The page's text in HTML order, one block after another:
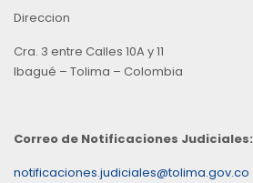
Direccion
Cra. 3 entre Calles 10A y 11
Ibagué – Tolima – Colombia
Correo de Notificaciones Judiciales:
notificaciones.judiciales@tolima.gov.co